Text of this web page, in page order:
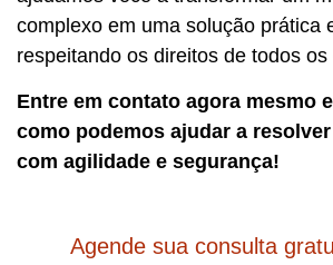
complexo em uma solução prática
respeitando os direitos de todos os
Entre em contato agora mesmo
como podemos ajudar a
com agilidade e segurança!
Agende sua consulta